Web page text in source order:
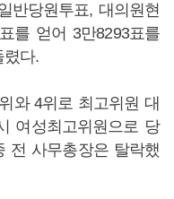
반당원투표, 대의원현
를 얻어 3만8293표를
렸다.
와 4위로 최고위원 대
여성최고위원으로 당
전 사무총장은 탈락했